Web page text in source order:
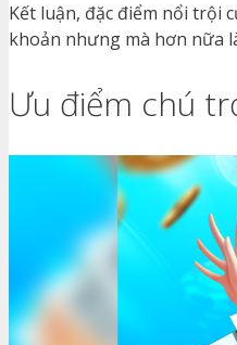
Kết luận, đặc điểm nổi trội
khoản nhưng mà hơn nữa
Ưu điểm chú